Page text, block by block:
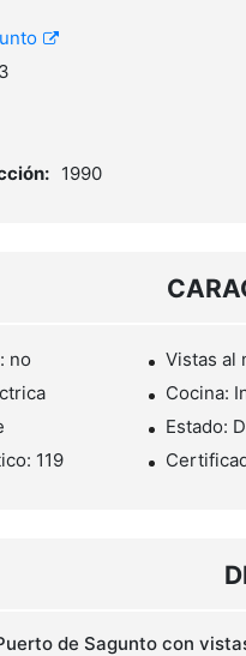
3
1990
no Vistas al
Cocina:
Estado:
119
de Sagunto con